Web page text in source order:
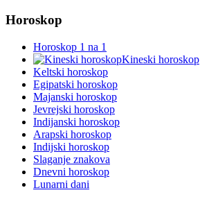
Horoskop
Horoskop 1 na 1
Kineski horoskop
Keltski horoskop
Egipatski horoskop
Majanski horoskop
Jevrejski horoskop
Indijanski horoskop
Arapski horoskop
Indijski horoskop
Slaganje znakova
Dnevni horoskop
Lunarni dani